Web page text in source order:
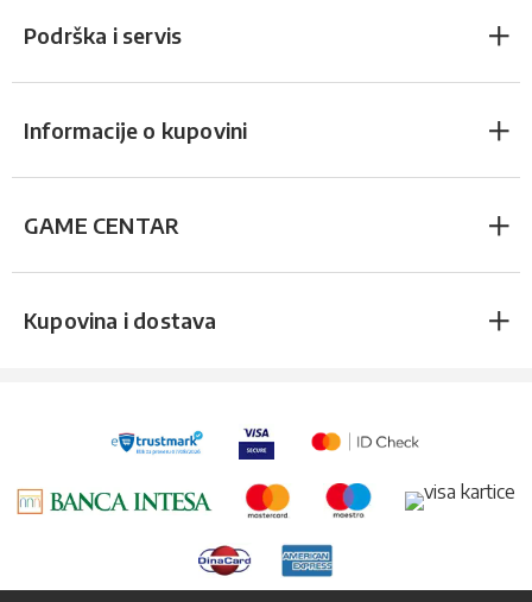
Podrška i servis
Informacije o kupovini
GAME CENTAR
Kupovina i dostava